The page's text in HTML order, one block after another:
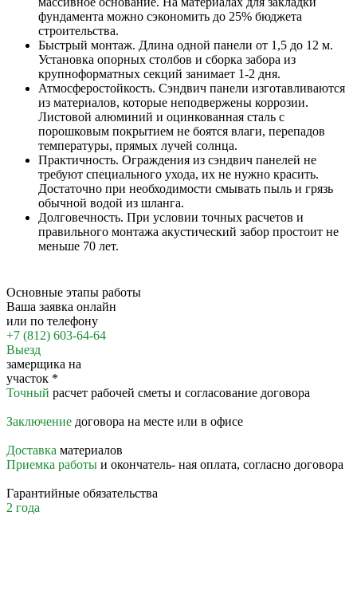
фундамента можно сэкономить до 25% бюджета
строительства.
Быстрый монтаж. Длина одной панели от 1,5 до 12 м.
Установка опорных столбов и сборка забора из
крупноформатных секций занимает 1-2 дня.
Атмосферостойкость. Сэндвич панели изготавливаются
из материалов, которые неподвержены коррозии.
Листовой алюминий и оцинкованная сталь с
порошковым покрытием не боятся влаги, перепадов
температуры, прямых лучей солнца.
Практичность. Ограждения из сэндвич панелей не
требуют специального ухода, их не нужно красить.
Достаточно при необходимости смывать пыль и грязь
обычной водой из шланга.
Долговечность. При условии точных расчетов и
правильного монтажа акустический забор простоит не
меньше 70 лет.
Основные этапы работы
Ваша заявка онлайн
или по телефону
+7 (812) 603-64-64
Выезд
замерщика на
участок *
Точный расчет рабочей сметы и согласование договора
Заключение договора на месте или в офисе
Доставка материалов
Приемка работы и окончатель- ная оплата, согласно договора
Гарантийные обязательства
2 года